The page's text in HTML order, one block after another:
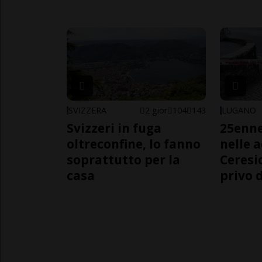
SVIZZERA 2 gior 104 143
Svizzeri in fuga
oltreconfine, lo fanno
soprattutto per la
casa
LUGANO
nelle
privo